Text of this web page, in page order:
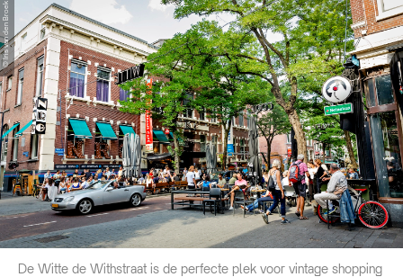
De Witte de Withstraat is de perfecte plek voor vintage shopping
© Iris van den Broek